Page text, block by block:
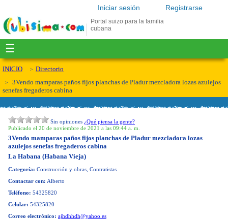
Registrarse
Iniciar sesión
Portal suizo para la familia
cubana
☰
INICIO
Directorio
3Vendo mamparas paños fijos planchas de Pladur mezcladora lozas azulejos
senefas fregaderos cabina
Sin opiniones ¿Qué piensa la gente?
Publicado el 20 de noviembre de 2021 a las 09:44 a. m.
3Vendo mamparas paños fijos planchas de Pladur mezcladora lozas
azulejos senefas fregaderos cabina
La Habana (Habana Vieja)
Categoría: Construcción y obras, Contratistas
Contactar con: Alberto
Teléfono: 54325820
Celular: 54325820
Correo electrónico: ajhdhhdh@yahoo.es